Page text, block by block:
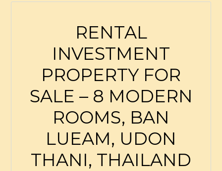
RENTAL
INVESTMENT
PROPERTY FOR
SALE – 8 MODERN
ROOMS, BAN
LUEAM, UDON
THANI, THAILAND